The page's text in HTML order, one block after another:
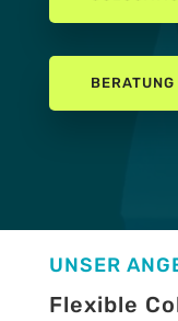
UNSER
Flexible